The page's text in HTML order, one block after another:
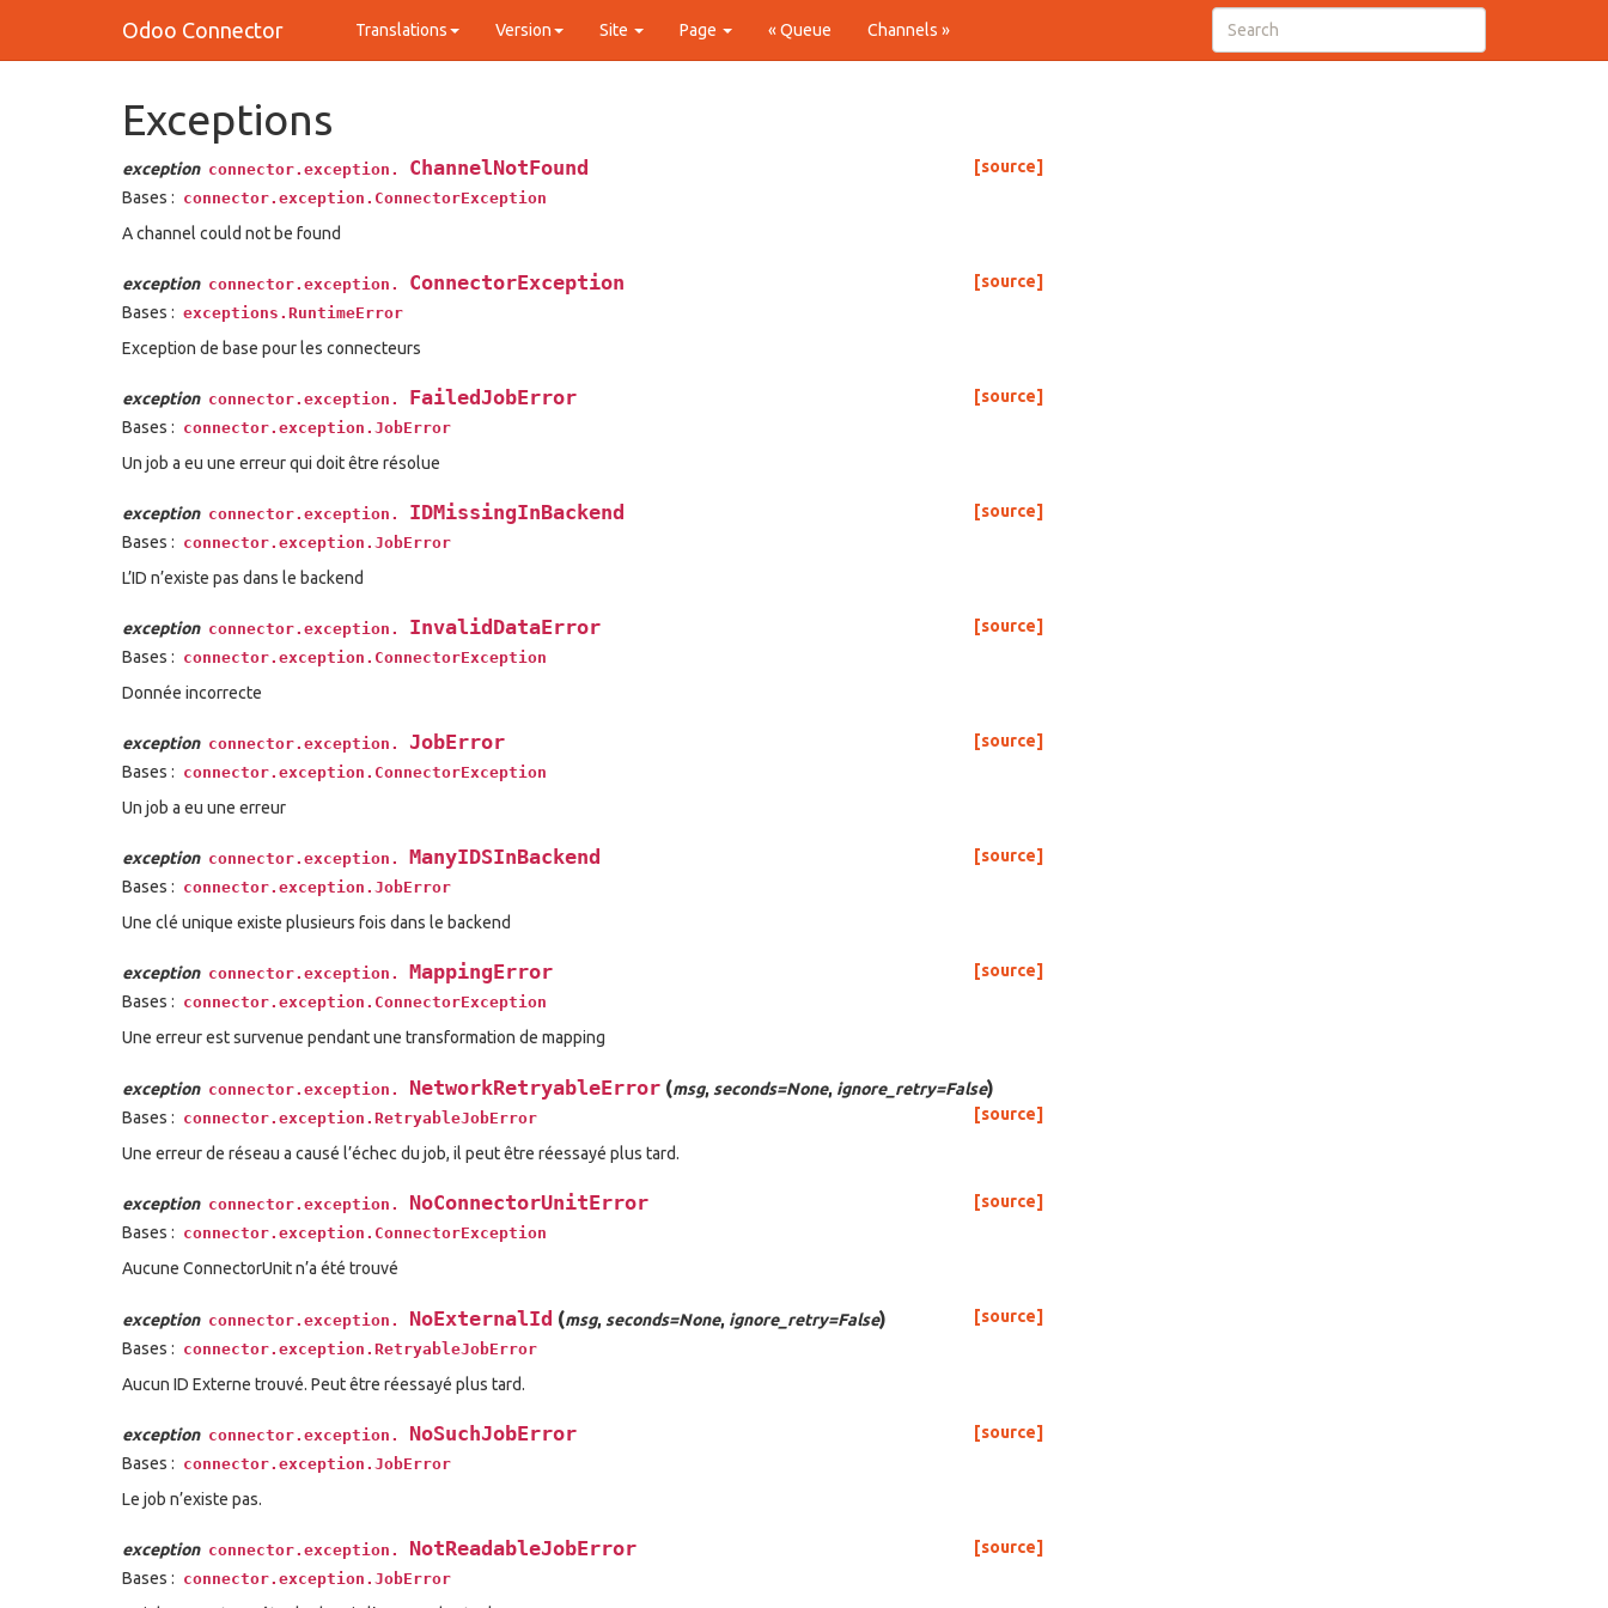
Odoo Connector Translations Version Site Page « Queue Channels »
Exceptions
exception connector.exception. ChannelNotFound
[source]
Bases : connector.exception.ConnectorException
A channel could not be found
exception connector.exception. ConnectorException
[source]
Bases : exceptions.RuntimeError
Exception de base pour les connecteurs
exception connector.exception. FailedJobError
[source]
Bases : connector.exception.JobError
Un job a eu une erreur qui doit être résolue
exception connector.exception. IDMissingInBackend
[source]
Bases : connector.exception.JobError
L’ID n’existe pas dans le backend
exception connector.exception. InvalidDataError
[source]
Bases : connector.exception.ConnectorException
Donnée incorrecte
exception connector.exception. JobError
[source]
Bases : connector.exception.ConnectorException
Un job a eu une erreur
exception connector.exception. ManyIDSInBackend
[source]
Bases : connector.exception.JobError
Une clé unique existe plusieurs fois dans le backend
exception connector.exception. MappingError
[source]
Bases : connector.exception.ConnectorException
Une erreur est survenue pendant une transformation de mapping
exception connector.exception. NetworkRetryableError (msg, seconds=None, ignore_retry=False)
[source]
Bases : connector.exception.RetryableJobError
Une erreur de réseau a causé l’échec du job, il peut être réessayé plus tard.
exception connector.exception. NoConnectorUnitError
[source]
Bases : connector.exception.ConnectorException
Aucune ConnectorUnit n’a été trouvé
exception connector.exception. NoExternalId (msg, seconds=None, ignore_retry=False)
[source]
Bases : connector.exception.RetryableJobError
Aucun ID Externe trouvé. Peut être réessayé plus tard.
exception connector.exception. NoSuchJobError
[source]
Bases : connector.exception.JobError
Le job n’existe pas.
exception connector.exception. NotReadableJobError
[source]
Bases : connector.exception.JobError